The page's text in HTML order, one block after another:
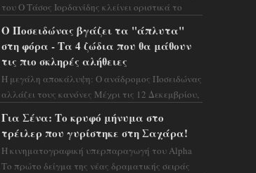
του Ο Τάσος Ιορδανίδης κλείνει οριστικά το
Μόνο» ...
Ο Ποσειδώνας βγάζει τα "άπλυτα"
στη φόρα - Τα 4 ζώδια που θα μάθουν
τις πιο σκληρές αλήθειες
Η μεγάλη αποκάλυψη: Ο ανάδρομος Ποσειδώνας
αλλάζει τους κανόνες Μέχρι τις 12 Δεκεμβρίου,
μυστηρίου ...
Για Σένα: Το κρυφό μήνυμα στο
τρέιλερ που γυρίστηκε στη Σαχάρα!
Η κινηματογραφική υπερπαραγωγή του Alpha
Το πρώτο δείγμα της νέας δραματικής σειράς